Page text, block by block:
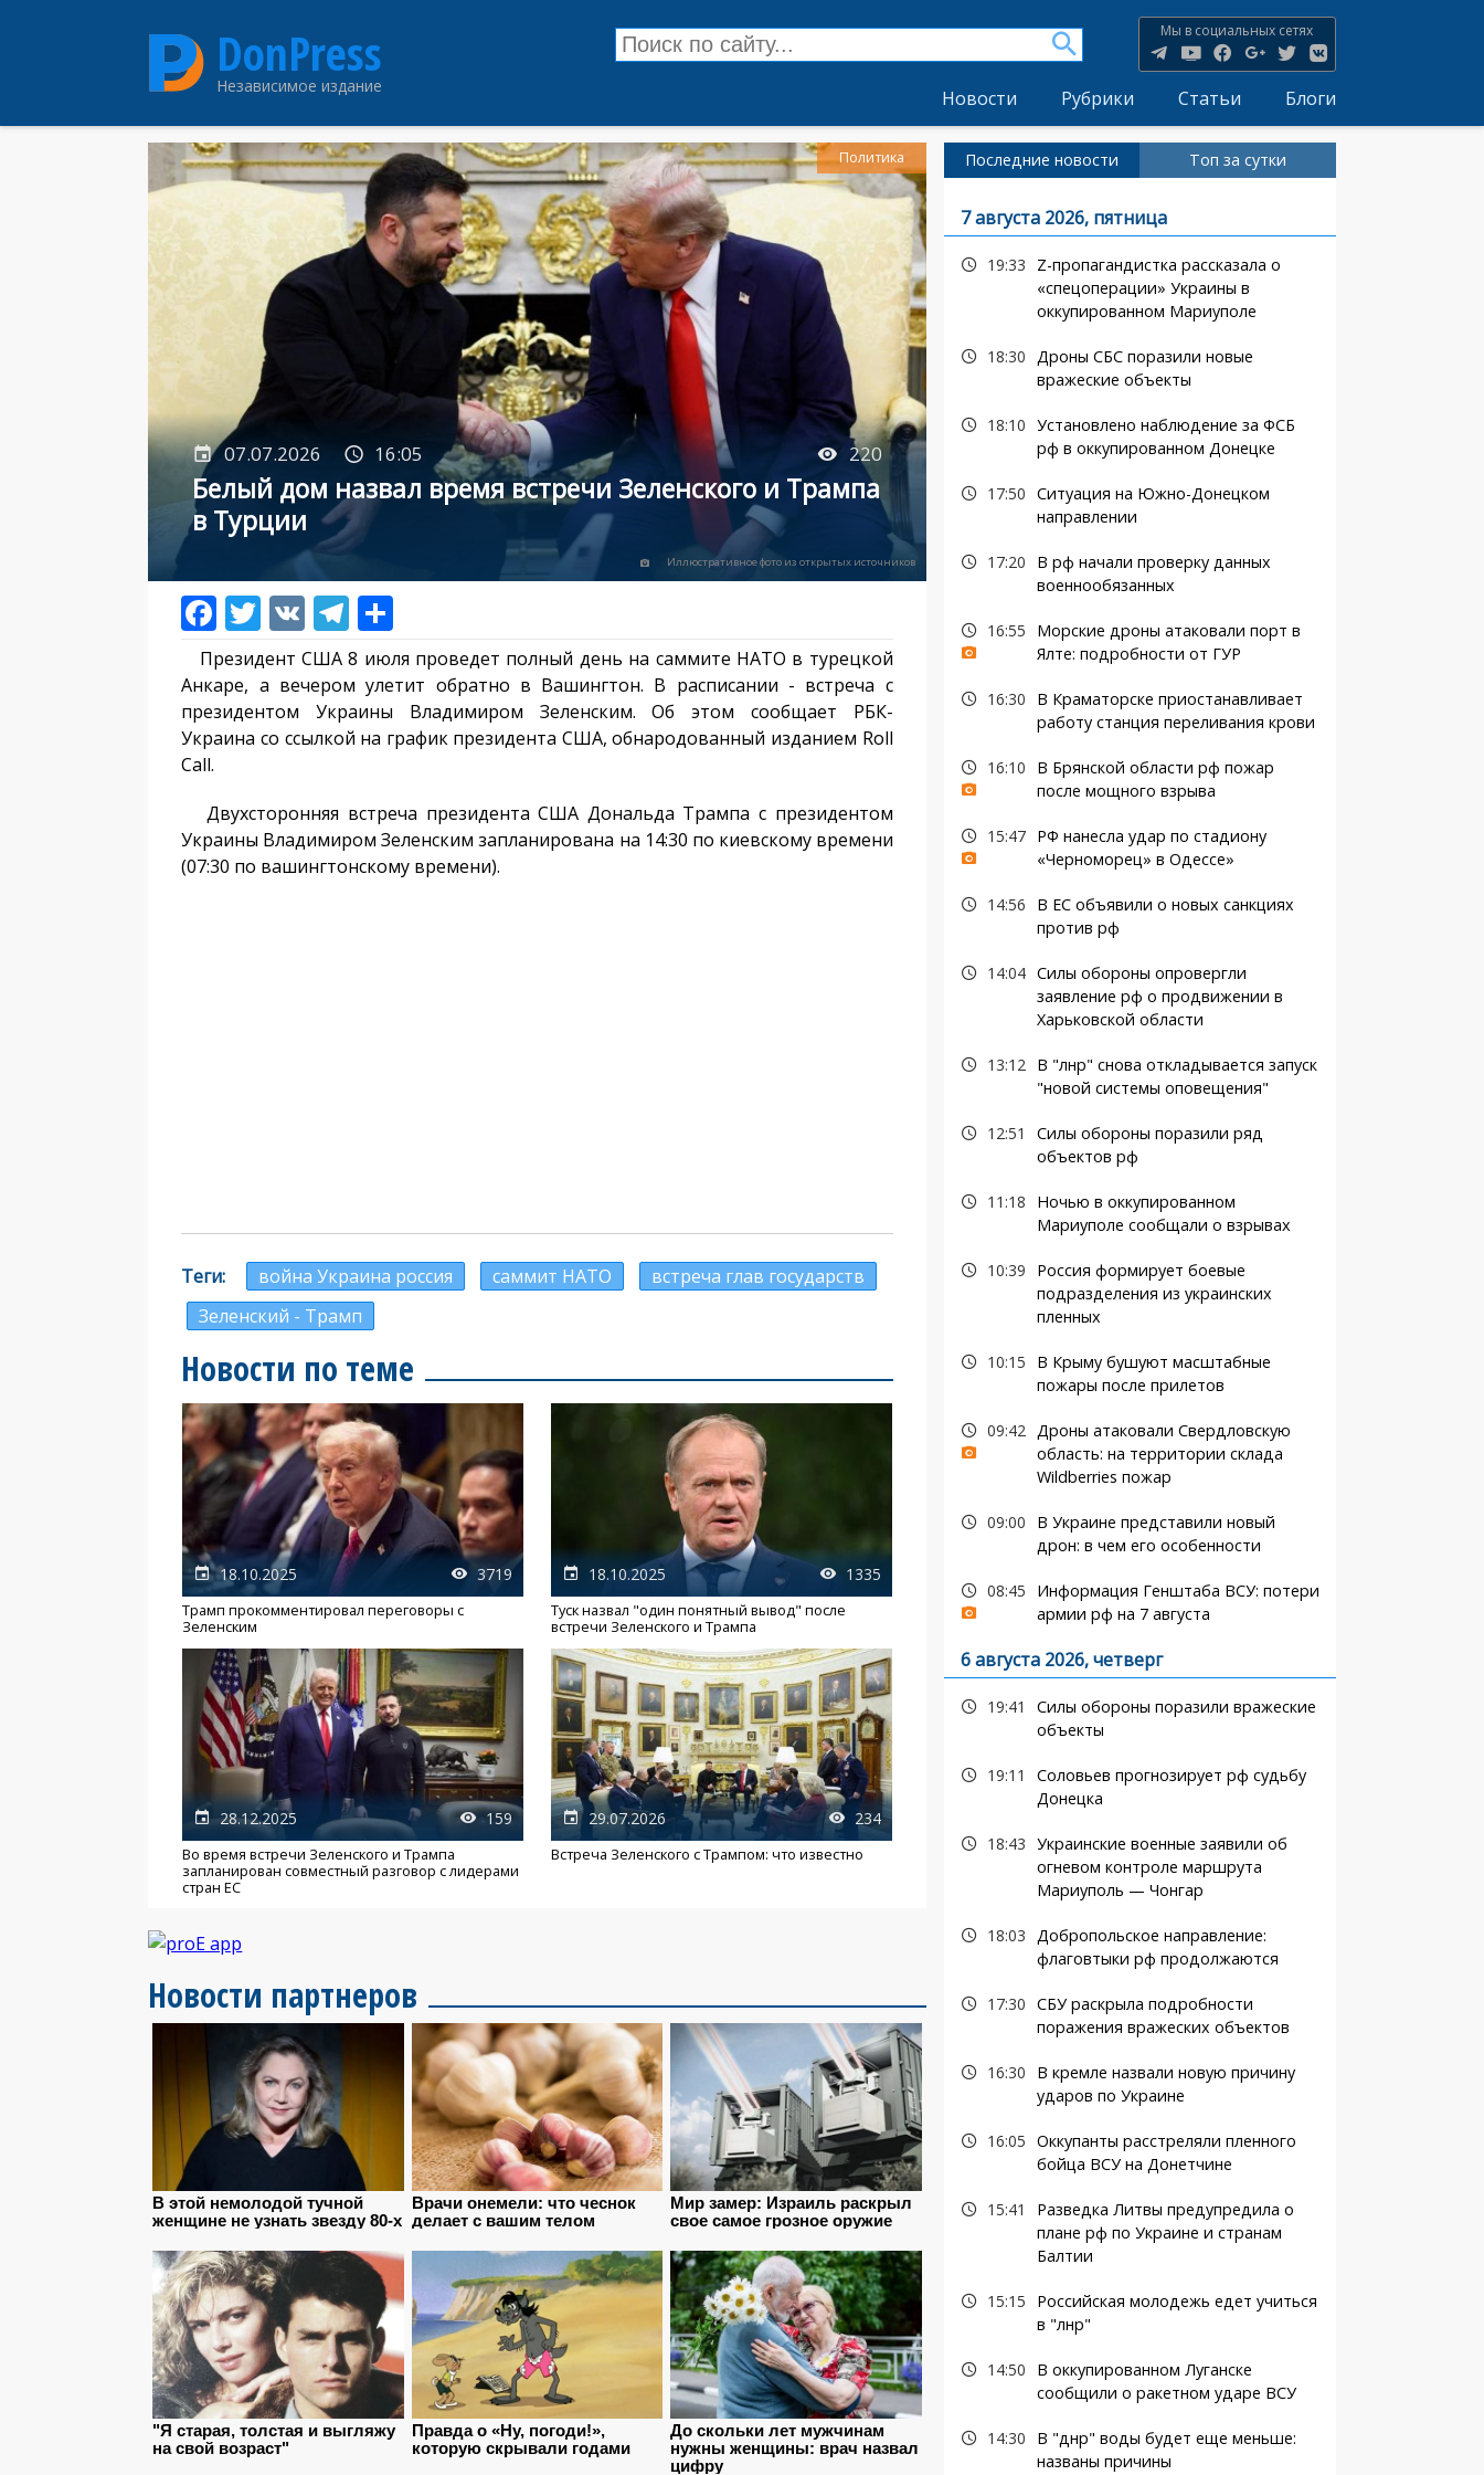
DonPress
Независимое издание
Мы в социальных сетях
Новости Рубрики Статьи Блоги
07.07.2026 16:05 220
Белый дом назвал время встречи Зеленского и Трампа
в Турции
Иллюстративное фото из открытых источников
Политика
Президент США 8 июля проведет полный день на саммите НАТО в турецкой
Анкаре, а вечером улетит обратно в Вашингтон. В расписании - встреча с
президентом Украины Владимиром Зеленским. Об этом сообщает РБК-
Украина со ссылкой на график президента США, обнародованный изданием Roll
Call.
Двухсторонняя встреча президента США Дональда Трампа с президентом
Украины Владимиром Зеленским запланирована на 14:30 по киевскому времени
(07:30 по вашингтонскому времени).
Теги война Украина россия саммит НАТО
встреча глав государств
Зеленский - Трамп
Новости по теме
18.10.2025 3719
Трамп прокомментировал переговоры с
Зеленским
18.10.2025 1335
Туск назвал "один понятный вывод" после
встречи Зеленского и Трампа
28.12.2025 159
Во время встречи Зеленского и Трампа
запланирован совместный разговор с лидерами
стран ЕС
29.07.2026 234
Встреча Зеленского с Трампом: что известно
Новости партнеров
Последние новости Топ за сутки
7 августа 2026, пятница
19:33
Z-пропагандистка рассказала о
«спецоперации» Украины в
оккупированном Мариуполе
18:30 Дроны СБС поразили новые
вражеские объекты
18:10 Установлено наблюдение за ФСБ
рф в оккупированном Донецке
17:50 Ситуация на Южно-Донецком
направлении
17:20
В рф начали проверку данных
военнообязанных
16:55
Морские дроны атаковали порт в
Ялте: подробности от ГУР
16:30
В Краматорске приостанавливает
работу станция переливания крови
16:10
В Брянской области рф пожар
после мощного взрыва
15:47
РФ нанесла удар по стадиону
«Черноморец» в Одессе»
14:56
В ЕС объявили о новых санкциях
против рф
14:04 Силы обороны опровергли
заявление рф о продвижении в
Харьковской области
13:12
В "лнр" снова откладывается запуск
"новой системы оповещения"
12:51
Силы обороны поразили ряд
объектов рф
11:18
Ночью в оккупированном
Мариуполе сообщали о взрывах
10:39
Россия формирует боевые
подразделения из украинских
пленных
10:15
В Крыму бушуют масштабные
пожары после прилетов
09:42 Дроны атаковали Свердловскую
область: на территории склада
Wildberries пожар
09:00
В Украине представили новый
дрон: в чем его особенности
08:45
Информация Генштаба ВСУ: потери
армии рф на 7 августа
6 августа 2026, четверг
19:41
Силы обороны поразили вражеские
объекты
19:11
Соловьев прогнозирует рф судьбу
Донецка
18:43 Украинские военные заявили об
огневом контроле маршрута
Мариуполь — Чонгар
18:03 Добропольское направление:
флаговтыки рф продолжаются
17:30 СБУ раскрыла подробности
поражения вражеских объектов
16:30
В кремле назвали новую причину
ударов по Украине
16:05 Оккупанты расстреляли пленного
бойца ВСУ на Донетчине
15:41
Разведка Литвы предупредила о
плане рф по Украине и странам
Балтии
15:15
Российская молодежь едет учиться
в "лнр"
14:50
В оккупированном Луганске
сообщили о ракетном ударе ВСУ
14:30
В "днр" воды будет еще меньше:
названы причины